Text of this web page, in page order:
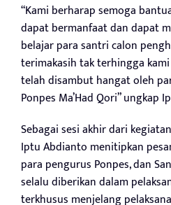
“Kami berharap semoga
dapat bermanfaat dan dapat
belajar para santri calon
terimakasih tak terhingga
telah disambut hangat oleh
Ponpes Ma’Had Qori” ungkap
Sebagai sesi akhir dari
Iptu Abdianto menitipkan
para pengurus Ponpes, dan
selalu diberikan dalam
terkhusus menjelang